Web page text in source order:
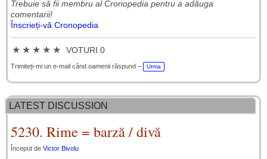
Trebuie să fii membru al Cronopedia ​​pentru a adăuga
comentarii!
Înscrieți-vă Cronopedia
★ ★ ★ ★ ★ VOTURI 0
Trimiteți-mi un e-mail când oamenii răspund – Urma
LATEST DISCUSSION
5230. Rime = barză / divă
Început de Victor Bivolu